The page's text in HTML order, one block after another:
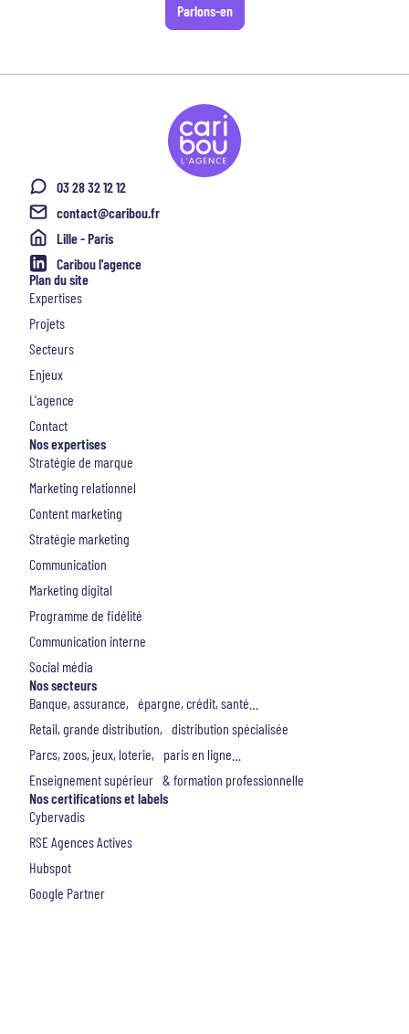
Parlons-en
03 28 32 12 12
contact@caribou.fr
Lille - Paris
Caribou l'agence
Plan du site
Expertises
Projets
Secteurs
Enjeux
L'agence
Contact
Nos expertises
Stratégie de marque
Marketing relationnel
Content marketing
Stratégie marketing
Communication
Marketing digital
Programme de fidélité
Communication interne
Social média
Nos secteurs
Banque, assurance, épargne, crédit, santé…
Retail, grande distribution, distribution spécialisée
Parcs, zoos, jeux, loterie, paris en ligne…
Enseignement supérieur & formation professionnelle
Nos certifications et labels
Cybervadis
RSE Agences Actives
Hubspot
Google Partner